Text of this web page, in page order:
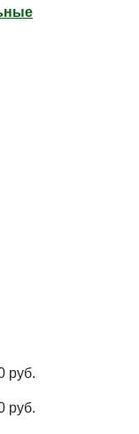
руб.
руб.